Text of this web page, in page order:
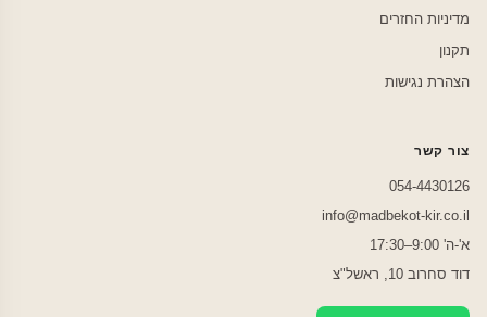
מדיניות החזרים
תקנון
הצהרת נגישות
צור קשר
054-4430126
info@madbekot-kir.co.il
א'-ה' 9:00–17:30
דוד סחרוב 10, ראשל"צ